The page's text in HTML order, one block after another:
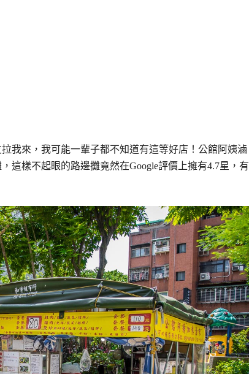
拉我來，我可能一輩子都不知道有這等好店！公館阿姨滷
這樣不起眼的路邊攤竟然在Google評價上擁有4.7星，有